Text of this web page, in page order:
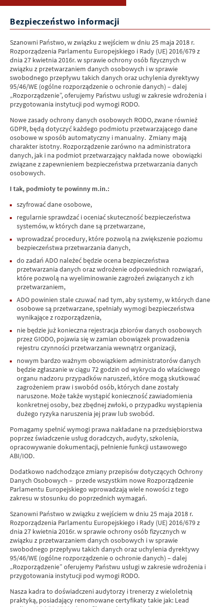
wobec przetwarzania, a także prawo do przenoszenia danych.
Pana/Pani dane osobowe przetwarzane są przez administratora
niezgodnie z ogólnym rozporządzeniem o ochronie danych
osobowych z dnia 27 kwietnia 2016 r.
Bezpieczeństwo informacji
Szanowni Państwo, w związku z wejściem w dniu 25 maja 2018 r.
Rozporządzenia Parlamentu Europejskiego i Rady (UE) 2016/679 z
dnia 27 kwietnia 2016r. w sprawie ochrony osób fizycznych w
związku z przetwarzaniem danych osobowych i w sprawie
swobodnego przepływu takich danych oraz uchylenia dyrektywy
95/46/WE (ogólne rozporządzenie o ochronie danych) – dalej
„Rozporządzenie”, oferujemy Państwu usługi w zakresie wdrożenia i
przygotowania instytucji pod wymogi RODO.
Nowe zasady ochrony danych osobowych RODO, zwane również
GDPR, będą dotyczyć każdego podmiotu przetwarzającego dane
osobowe w sposób automatyczny i manualny. Zmiany mają
charakter istotny. Rozporządzenie zarówno na administratora
danych, jak i na podmiot przetwarzający nakłada nowe obowiązki
związane z zapewnieniem bezpieczeństwa przetwarzania danych
osobowych.
I tak, podmioty te powinny m.in.:
szyfrować dane osobowe,
regularnie sprawdzać i oceniać skuteczność bezpieczeństwa
systemów, w których dane są przetwarzane,
wprowadzać procedury, które pozwolą na zwiększenie poziomu
bezpieczeństwa przetwarzania danych,
do zadań ADO należeć będzie ocena bezpieczeństwa
przetwarzania danych oraz wdrożenie odpowiednich rozwiązań,
które pozwolą na wyeliminowanie zagrożeń związanych z ich
przetwarzaniem,
ADO powinien stale czuwać nad tym, aby systemy, w których dane
osobowe są przetwarzane, spełniały wymogi bezpieczeństwa
wynikające z rozporządzenia,
nie będzie już konieczna rejestracja zbiorów danych osobowych
przez GIODO, pojawia się w zamian obowiązek prowadzenia
rejestru czynności przetwarzania wewnątrz organizacji,
nowym bardzo ważnym obowiązkiem administratorów danych
będzie zgłaszanie w ciągu 72 godzin od wykrycia do właściwego
organu nadzoru przypadków naruszeń, które mogą skutkować
zagrożeniem praw i swobód osób, których dane zostały
naruszone. Może także wystąpić konieczność zawiadomienia
konkretnej osoby, bez zbędnej zwłoki, o przypadku wystąpienia
dużego ryzyka naruszenia jej praw lub swobód.
Pomagamy spełnić wymogi prawa nakładane na przedsiębiorstwa
poprzez świadczenie usług doradczych, audyty, szkolenia,
opracowywanie dokumentacji, pełnienie funkcji ustawowego
ABI/IOD.
Dodatkowo nadchodzące zmiany przepisów dotyczących Ochrony
Danych Osobowych – przede wszystkim nowe Rozporządzenie
Parlamentu Europejskiego wprowadzają wiele nowości z tego
zakresu w stosunku do poprzednich wymagań.
Szanowni Państwo w związku z wejściem w dniu 25 maja 2018 r.
Rozporządzenia Parlamentu Europejskiego i Rady (UE) 2016/679 z
dnia 27 kwietnia 2016r. w sprawie ochrony osób fizycznych w
związku z przetwarzaniem danych osobowych i w sprawie
swobodnego przepływu takich danych oraz uchylenia dyrektywy
95/46/WE (ogólne rozporządzenie o ochronie danych) – dalej
„Rozporządzenie” oferujemy Państwu usługi w zakresie wdrożenia i
przygotowania instytucji pod wymogi RODO.
Nasza kadra to doświadczeni audytorzy i trenerzy z wieloletnią
praktyką, posiadający renomowane certyfikaty takie jak: Lead